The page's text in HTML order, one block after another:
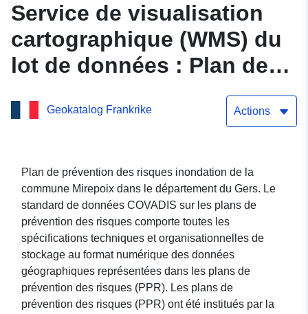
Service de visualisation
cartographique (WMS) du
lot de données : Plan de
prévention des risques
inondation de la commune
département du Gers
Geokatalog Frankrike Actions
Plan de prévention des risques inondation de la
commune Mirepoix dans le département du Gers. Le
standard de données COVADIS sur les plans de
prévention des risques comporte toutes les
spécifications techniques et organisationnelles de
stockage au format numérique des données
géographiques représentées dans les plans de
prévention des risques (PPR). Les plans de
prévention des risques (PPR) ont été institués par la